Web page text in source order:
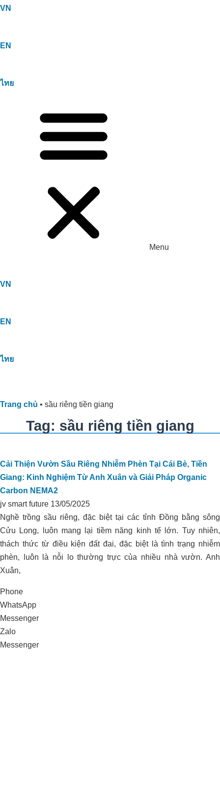
VN
EN
ไทย
Menu
VN
EN
ไทย
Trang chủ • sầu riêng tiền giang
Tag: sầu riêng tiền giang
Cải Thiện Vườn Sầu Riêng Nhiễm Phèn Tại Cái Bè, Tiền
Giang: Kinh Nghiệm Từ Anh Xuân và Giải Pháp Organic
Carbon NEMA2
jv smart future 13/05/2025
Nghề trồng sầu riêng, đặc biệt tại các tỉnh Đồng bằng sông
Cửu Long, luôn mang lại tiềm năng kinh tế lớn. Tuy nhiên,
thách thức từ điều kiện đất đai, đặc biệt là tình trạng nhiễm
phèn, luôn là nỗi lo thường trực của nhiều nhà vườn. Anh
Xuân,
Phone
WhatsApp
Messenger
Zalo
Messenger